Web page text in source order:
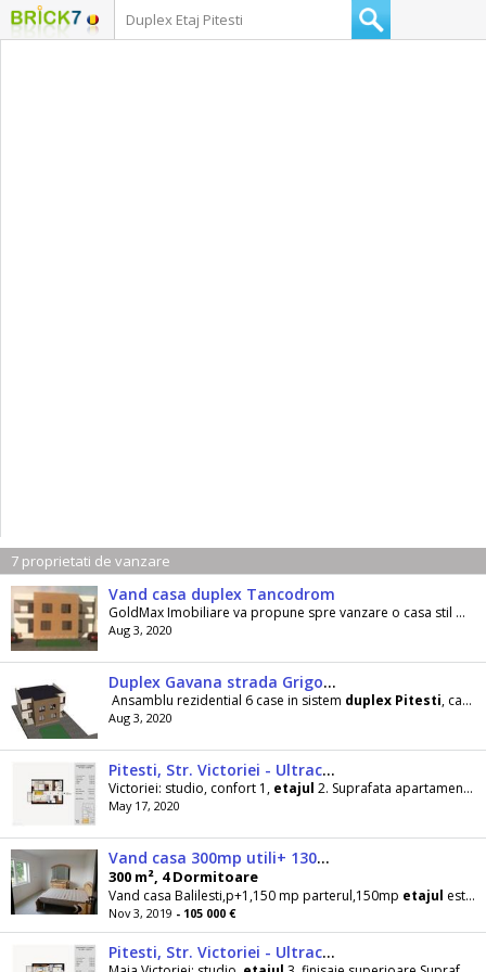
7 proprietati de vanzare
Vand casa duplex Tancodrom
GoldMax Imobiliare va propune spre vanzare o casa stil mediteranean, tip
Aug 3, 2020
Duplex Gavana strada Grigoresti, la cheie
Ansamblu rezidential 6 case in sistem duplex Pitesti, cartier Gavana, strada Grigoresti, zona
Aug 3, 2020
Pitesti, Str. Victoriei - Ultracentral: studio, confort 1, etajul 2
Victoriei: studio, confort 1, etajul 2. Suprafata apartament: 42.65 mp Suprafata construita
May 17, 2020
Vand casa 300mp utili+ 1300mp teren
300 m², 4 Dormitoare
Vand casa Balilesti,p+1,150 mp parterul,150mp etajul este tip
Nov 3, 2019 - 105 000 €
Pitesti, Str. Victoriei - Ultracentral: studio, finisaje superioare